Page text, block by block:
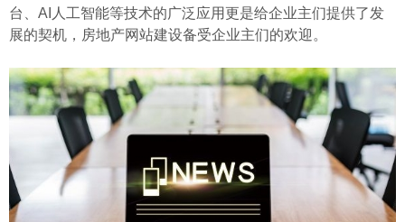
台、AI人工智能等技术的广泛应用更是给企业主们提供了发
展的契机，房地产网站建设备受企业主们的欢迎。